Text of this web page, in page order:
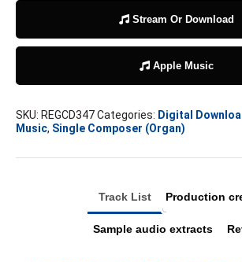
Pedal
Orgel
Pedalflügel
Stream Or Download
Apple Music
SKU: REGCD347Categories: Digital
Music, Single Composer (Organ)
Track List Production
Sample audio extracts